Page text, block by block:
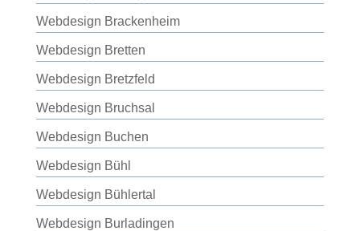
Webdesign Brackenheim
Webdesign Bretten
Webdesign Bretzfeld
Webdesign Bruchsal
Webdesign Buchen
Webdesign Bühl
Webdesign Bühlertal
Webdesign Burladingen